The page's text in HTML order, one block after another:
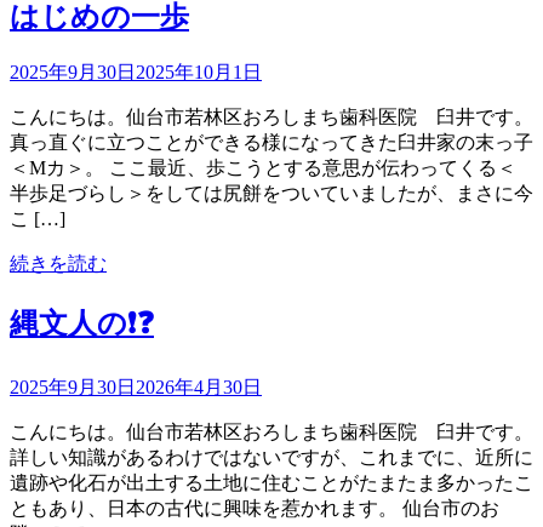
はじめの一歩
2025年9月30日 2025年10月1日
こんにちは。仙台市若林区おろしまち歯科医院 臼井です。
真っ直ぐに立つことができる様になってきた臼井家の末っ子
＜Mカ＞。 ここ最近、歩こうとする意思が伝わってくる＜
半歩足づらし＞をしては尻餅をついていましたが、まさに今
こ […]
続きを読む
縄文人の❗️❓
2025年9月30日 2026年4月30日
こんにちは。仙台市若林区おろしまち歯科医院 臼井です。
詳しい知識があるわけではないですが、これまでに、近所に
遺跡や化石が出土する土地に住むことがたまたま多かったこ
ともあり、日本の古代に興味を惹かれます。 仙台市のお